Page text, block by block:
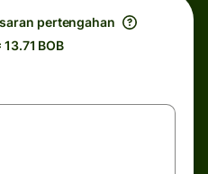
pertengahan
13.71 BOB